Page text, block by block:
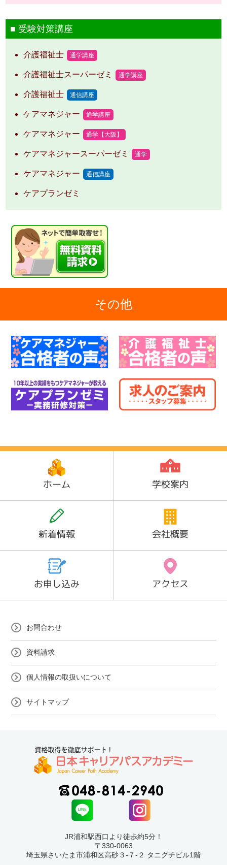
受験対策講座
介護福祉士 通学講座
介護福祉士スーパーゼミ 通学講座
介護福祉士 通信講座
ケアマネジャー 通学講座
ケアマネジャー 通学【大阪】
ケアマネジャースーパーゼミ 通学
ケアマネジャー 通信講座
ケアプランゼミ
その他
ホーム 学校案内
新着情報 会社概要
お申し込み アクセス
お問合わせ
資料請求
個人情報の取扱いについて
サイトマップ
JR浦和駅西口より徒歩約5分！
〒330-0063
埼玉県さいたま市浦和区高砂３-７-２ タニグチビル1階